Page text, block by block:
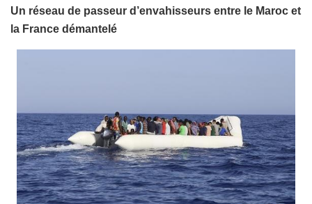
Un réseau de passeur d’envahisseurs entre le Maroc et
la France démantelé